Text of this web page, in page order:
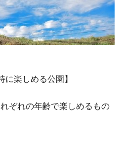
に楽しめる公園】
ぞれの年齢で楽しめるもの